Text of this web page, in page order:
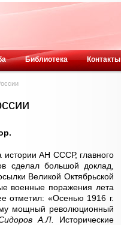
Библиотека Контакты
истории АН СССР, главного
сделал большой доклад,
Великой Октябрьской
военные поражения лета
отметил: «Осенью 1916 г.
мощный революционный
А.Л.
Исторические